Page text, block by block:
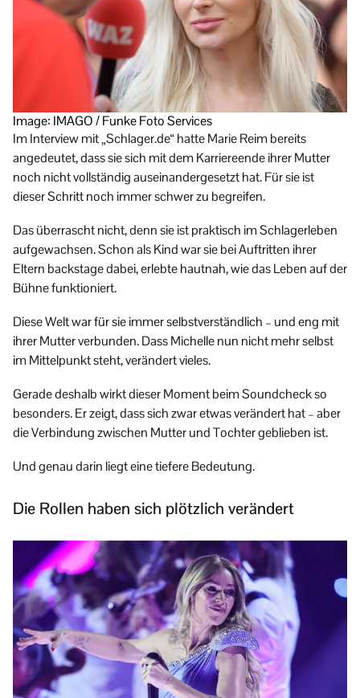
Image: IMAGO / Funke Foto Services
Im Interview mit „Schlager.de“ hatte Marie Reim bereits
angedeutet, dass sie sich mit dem Karriereende ihrer Mutter
noch nicht vollständig auseinandergesetzt hat. Für sie ist
dieser Schritt noch immer schwer zu begreifen.
Das überrascht nicht, denn sie ist praktisch im Schlagerleben
aufgewachsen. Schon als Kind war sie bei Auftritten ihrer
Eltern backstage dabei, erlebte hautnah, wie das Leben auf der
Bühne funktioniert.
Diese Welt war für sie immer selbstverständlich – und eng mit
ihrer Mutter verbunden. Dass Michelle nun nicht mehr selbst
im Mittelpunkt steht, verändert vieles.
Gerade deshalb wirkt dieser Moment beim Soundcheck so
besonders. Er zeigt, dass sich zwar etwas verändert hat – aber
die Verbindung zwischen Mutter und Tochter geblieben ist.
Und genau darin liegt eine tiefere Bedeutung.
Die Rollen haben sich plötzlich verändert